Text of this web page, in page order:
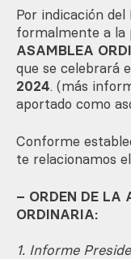
Por indicación
formalmente a la
ASAMBLEA
que se celebrará
2024. (más
aportado como
Conforme
te relacionamos
– ORDEN DE LA
ORDINARIA:
1. Informe